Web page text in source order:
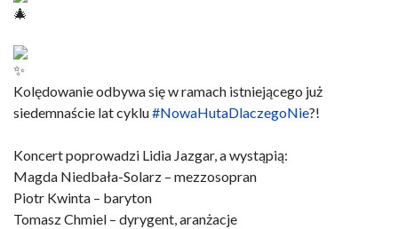
Kolędowanie odbywa się w ramach istniejącego już
siedemnaście lat cyklu#NowaHutaDlaczegoNie?!
Koncert poprowadzi Lidia Jazgar, a wystąpią:
Magda Niedbała-Solarz – mezzosopran
Piotr Kwinta – baryton
Tomasz Chmiel – dyrygent, aranżacje